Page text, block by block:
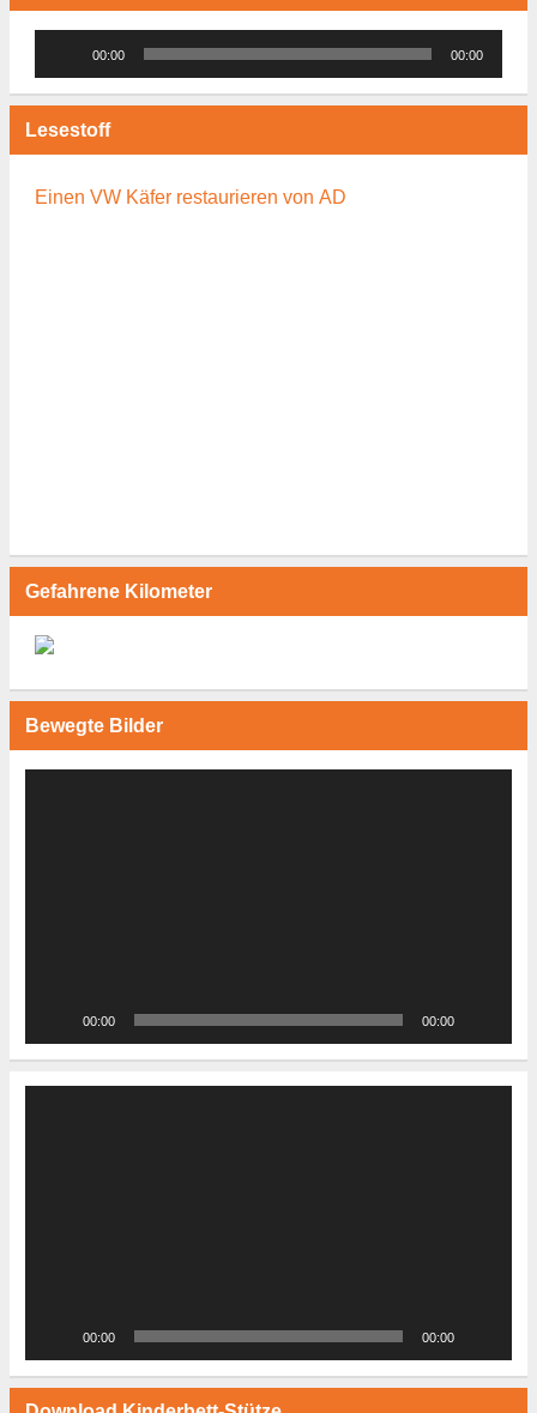
00:00 00:00
Lesestoff
Einen VW Käfer restaurieren von AD
Gefahrene Kilometer
Bewegte Bilder
00:00 00:00
00:00 00:00